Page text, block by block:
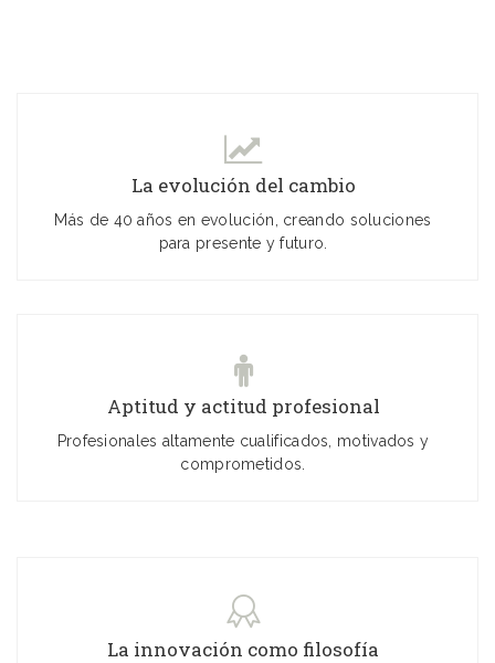
La evolución del cambio
Más de 40 años en evolución, creando soluciones
para presente y futuro.
Aptitud y actitud profesional
Profesionales altamente cualificados, motivados y
comprometidos.
La innovación como filosofía